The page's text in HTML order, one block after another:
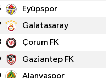
Eyüpspor
Galatasaray
Çorum FK
Gaziantep FK
Alanyaspor